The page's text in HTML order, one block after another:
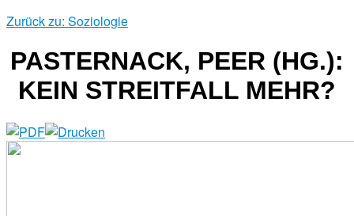
Zurück zu: Soziologie
PASTERNACK, PEER (HG.):
KEIN STREITFALL MEHR?